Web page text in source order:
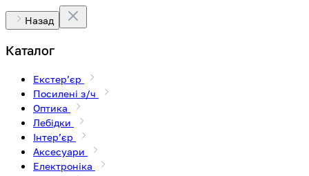
Назад
Каталог
Екстерʼєр
Посилені з/ч
Оптика
Лебідки
Інтерʼєр
Аксесуари
Електроніка